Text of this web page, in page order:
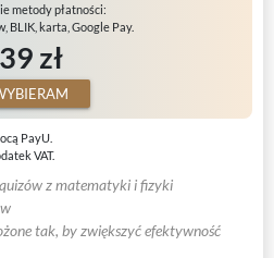
metody płatności:
BLIK, karta, Google Pay.
39 zł
PayU.
VAT.
z matematyki i fizyki
tak, by zwiększyć efektywność